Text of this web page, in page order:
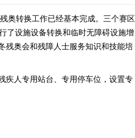
奥转换工作已经基本完成。三个赛区
了设施设备转换和临时无障碍设施增
残奥会和残障人士服务知识和技能培
疾人专用站台、专用停车位，设置专